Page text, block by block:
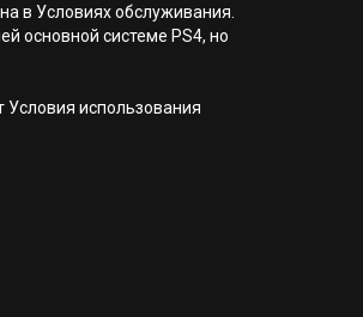
в Условиях обслуживания.
основной системе PS4, но
использования